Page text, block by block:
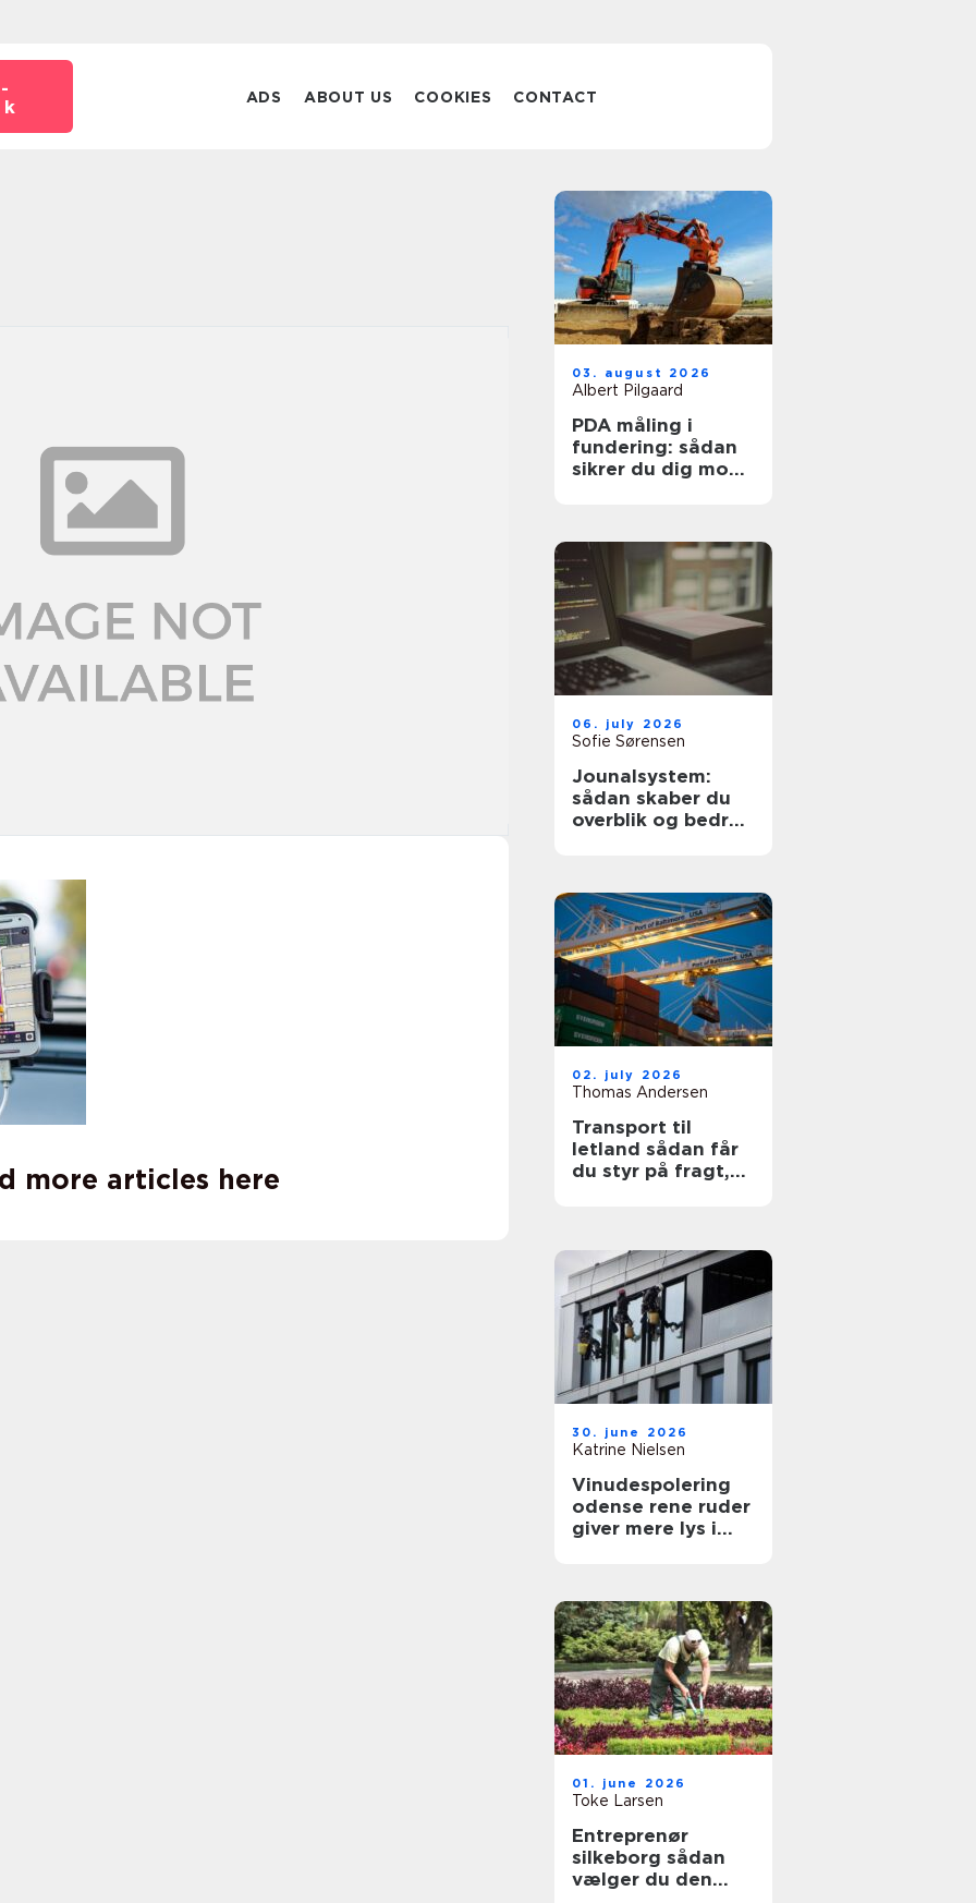
ADS ABOUT US COOKIES CONTACT
more articles here
03. august 2026
Albert Pilgaard
PDA måling i
fundering: sådan
sikrer du dig mod
06. july 2026
Sofie Sørensen
Jounalsystem:
sådan skaber du
overblik og bedre
02. july 2026
Thomas Andersen
Transport til
letland sådan får
du styr på fragt,
30. june 2026
Katrine Nielsen
Vinudespolering
odense rene ruder
giver mere lys i
01. june 2026
Toke Larsen
Entreprenør
silkeborg sådan
vælger du den